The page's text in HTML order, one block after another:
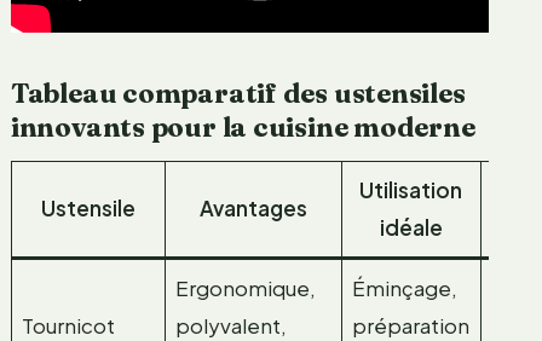
Tableau comparatif des ustensiles
innovants pour la cuisine moderne
Ustensile Avantages
Utilisation
idéale
Tournicot
Ergonomique,
polyvalent,
Éminçage,
préparation